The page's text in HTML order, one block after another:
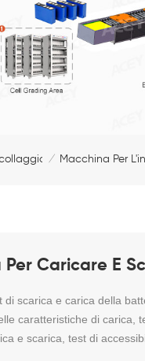
/ Macchina Per
Per Caricare E
di scarica e carica della
caratteristiche di carica,
e scarica, test di